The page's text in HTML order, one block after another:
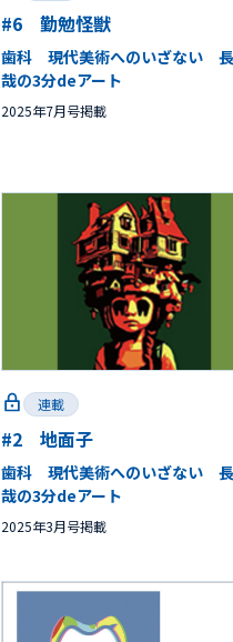
#6 勤勉怪獣
歯科 現代美術へのいざない
哉の3分deアート
2025年7月号掲載
連載
#2 地面子
歯科 現代美術へのいざない
哉の3分deアート
2025年3月号掲載